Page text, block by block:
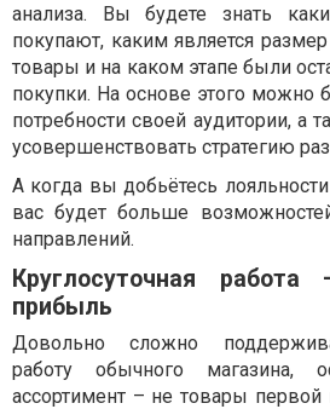
анализа. Вы будете знать
покупают, каким является
товары и на каком этапе были
покупки. На основе этого можно
потребности своей аудитории, а
усовершенствовать стратегию
А когда вы добьётесь
вас будет больше
направлений.
Круглосуточная работа
прибыль
Довольно сложно
работу обычного магазина,
ассортимент – не товары первой